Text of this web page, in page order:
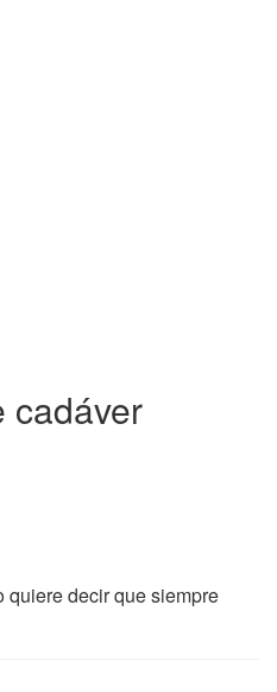
cadáver
quiere decir que siempre